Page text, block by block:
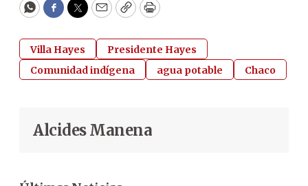
WhatsApp
Facebook
Twitter
EmailCopyPrint
Villa Hayes
Presidente Hayes
Comunidad indígena
agua potable Chaco
Alcides Manena